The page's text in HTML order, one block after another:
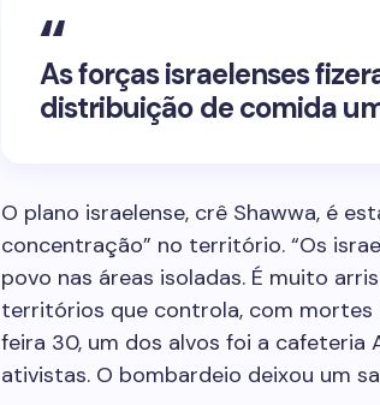
As forças israelenses
distribuição de comida
O plano israelense, crê Shawwa, é
concentração” no território. “Os
povo nas áreas isoladas. É muito
territórios que controla, com mortes
feira 30, um dos alvos foi a cafeteria
ativistas. O bombardeio deixou um